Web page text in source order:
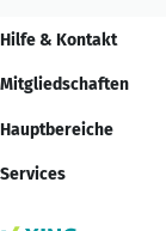
Hilfe & Kontakt
Mitgliedschaften
Hauptbereiche
Services